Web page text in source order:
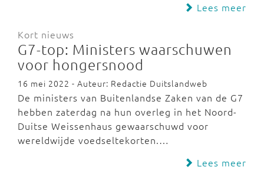
Lees meer
Kort nieuws
G7-top: Ministers waarschuwen
voor hongersnood
16 mei 2022 - Auteur: Redactie Duitslandweb
De ministers van Buitenlandse Zaken van de G7
hebben zaterdag na hun overleg in het Noord-
Duitse Weissenhaus gewaarschuwd voor
wereldwijde voedseltekorten.…
Lees meer